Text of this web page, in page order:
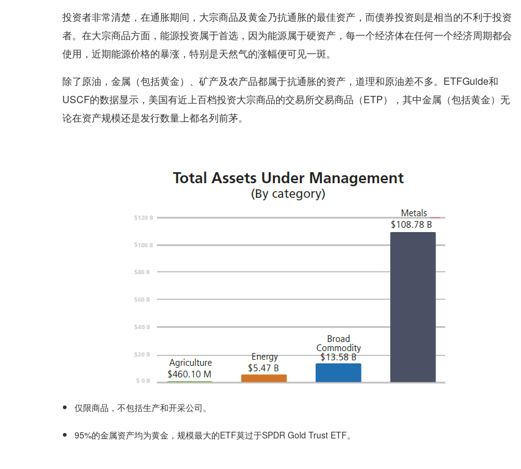
投资者非常清楚，在通胀期间，大宗商品及黄金乃抗通胀的最佳资产，而债券投资则是相当的不利于投资
者。在大宗商品方面，能源投资属于首选，因为能源属于硬资产，每一个经济体在任何一个经济周期都会
使用，近期能源价格的暴涨，特别是天然气的涨幅便可见一斑。
除了原油，金属（包括黄金）、矿产及农产品都属于抗通胀的资产，道理和原油差不多。ETFGuide和
USCF的数据显示，美国有近上百档投资大宗商品的交易所交易商品（ETP），其中金属（包括黄金）无
论在资产规模还是发行数量上都名列前茅。
仅限商品，不包括生产和开采公司。
95%的金属资产均为黄金，规模最大的ETF莫过于SPDR Gold Trust ETF。